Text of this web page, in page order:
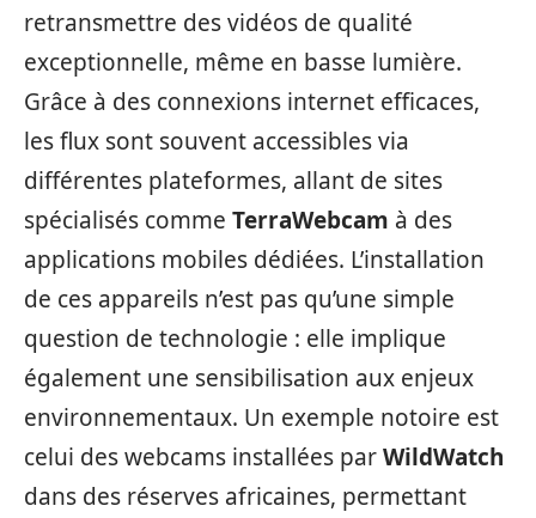
retransmettre des vidéos de qualité
exceptionnelle, même en basse lumière.
Grâce à des connexions internet efficaces,
les flux sont souvent accessibles via
différentes plateformes, allant de sites
spécialisés comme TerraWebcam à des
applications mobiles dédiées. L’installation
de ces appareils n’est pas qu’une simple
question de technologie : elle implique
également une sensibilisation aux enjeux
environnementaux. Un exemple notoire est
celui des webcams installées parWildWatch
dans des réserves africaines, permettant